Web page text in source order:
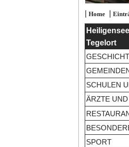
| Home|
Tegelort
SCHULEN
ÄRZTE
SPORT